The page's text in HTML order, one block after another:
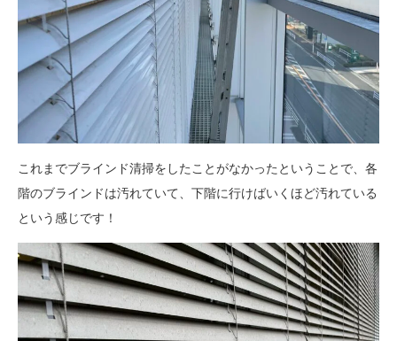
これまでブラインド清掃をしたことがなかったということで、各
階のブラインドは汚れていて、下階に行けばいくほど汚れている
という感じです！